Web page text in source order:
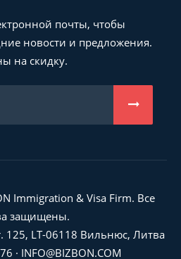
почты, чтобы
новости и предложения.
на скидку.
Immigration & Visa Firm. Все
защищены.
125, LT-06118 Вильнюс, Литва
· INFO@BIZBON.COM